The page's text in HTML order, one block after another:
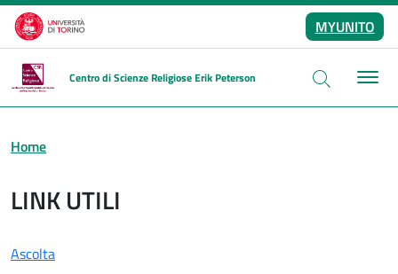
Salta al contenuto principale
MYUNITO
Centro di Scienze Religiose Erik Peterson
Home
LINK UTILI
Ascolta